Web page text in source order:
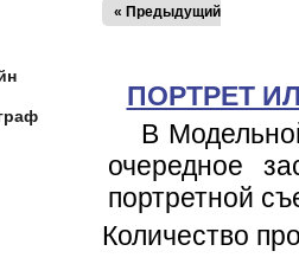
« Предыдущий
ПОРТРЕТ
В
очередное
портретной
Количество